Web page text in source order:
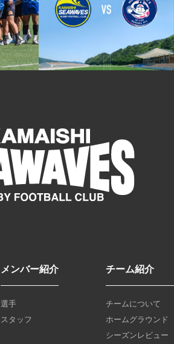
メンバー紹介
選手
スタッフ
チーム紹介
チームについて
ホームグラウンド
シーズンレビュー